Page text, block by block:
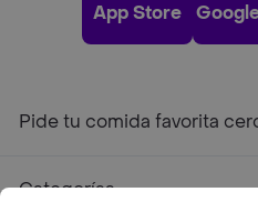
App Store
Pide tu comida favorita
Categorías